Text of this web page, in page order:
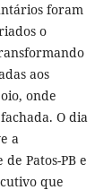
foram
o
aos
onde
O dia
a
Patos-PB e
que